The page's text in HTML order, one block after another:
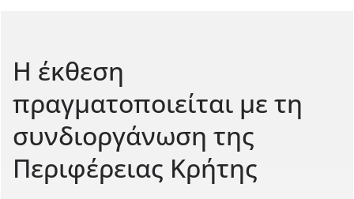
Η έκθεση
πραγματοποιείται με τη
συνδιοργάνωση της
Περιφέρειας Κρήτης